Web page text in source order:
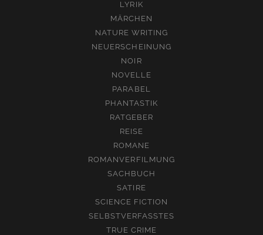
LYRIK
MÄRCHEN
NATURE WRITING
NEUERSCHEINUNG
NOIR
NOVELLE
PARABEL
PHANTASTIK
RATGEBER
REISE
ROMANE
ROMANVERFILMUNG
SACHBUCH
SATIRE
SCIENCE FICTION
SELBSTVERFASSTES
TRUE CRIME